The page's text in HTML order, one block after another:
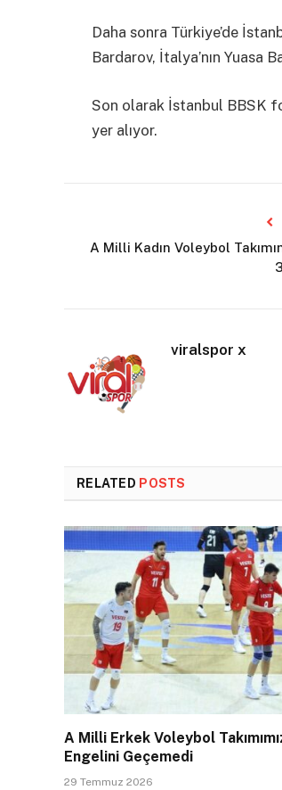
Daha sonra Türkiye’de
Bardarov, İtalya’nın Yuasa
Son olarak İstanbul BBSK
yer alıyor.
A Milli Kadın Voleybol
viralspor x
RELATED POSTS
A Milli Erkek Voleybol
Engelini Geçemedi
29 Temmuz 2026